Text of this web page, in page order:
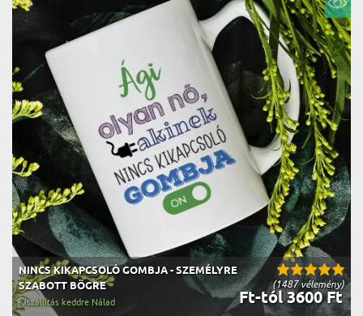
(1487 vélemény)
NINCS KIKAPCSOLÓ GOMBJA - SZEMÉLYRE
SZABOTT BÖGRE
Ft-tól 3600 Ft
Kiszállítás keddre Nálad